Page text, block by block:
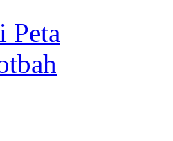
Peta